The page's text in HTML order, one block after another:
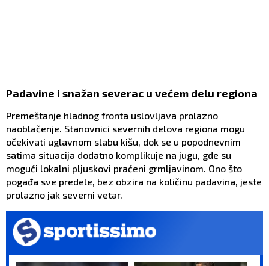
Padavine i snažan severac u većem delu regiona
Premeštanje hladnog fronta uslovljava prolazno
naoblačenje. Stanovnici severnih delova regiona mogu
očekivati uglavnom slabu kišu, dok se u popodnevnim
satima situacija dodatno komplikuje na jugu, gde su
mogući lokalni pljuskovi praćeni grmljavinom. Ono što
pogađa sve predele, bez obzira na količinu padavina, jeste
prolazno jak severni vetar.